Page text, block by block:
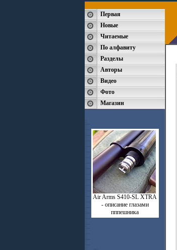
Первая
Новые
Читаемые
По алфавиту
Разделы
Авторы
Видео
Фото
Магазин
Air Arms S410-SL XTRA
- описание глазами
пппешника